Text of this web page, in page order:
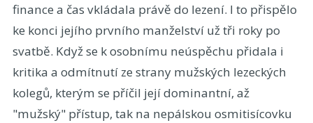
finance a čas vkládala právě do lezení. I to přispělo
ke konci jejího prvního manželství už tři roky po
svatbě. Když se k osobnímu neúspěchu přidala i
kritika a odmítnutí ze strany mužských lezeckých
kolegů, kterým se příčil její dominantní, až
"mužský" přístup, tak na nepálskou osmitisícovku